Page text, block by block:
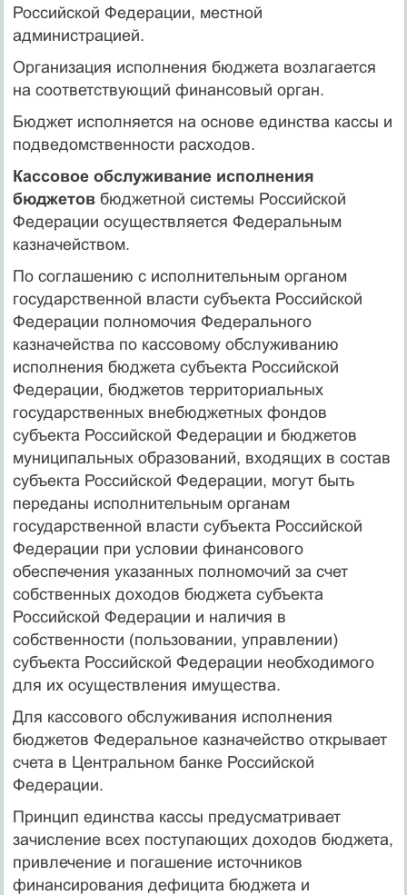
Российской Федерации, местной
администрацией.
Организация исполнения бюджета возлагается
на соответствующий финансовый орган.
Бюджет исполняется на основе единства кассы и
подведомственности расходов.
Кассовое обслуживание исполнения
бюджетовбюджетной системы Российской
Федерации осуществляется Федеральным
казначейством.
По соглашению с исполнительным органом
государственной власти субъекта Российской
Федерации полномочия Федерального
казначейства по кассовому обслуживанию
исполнения бюджета субъекта Российской
Федерации, бюджетов территориальных
государственных внебюджетных фондов
субъекта Российской Федерации и бюджетов
муниципальных образований, входящих в состав
субъекта Российской Федерации, могут быть
переданы исполнительным органам
государственной власти субъекта Российской
Федерации при условии финансового
обеспечения указанных полномочий за счет
собственных доходов бюджета субъекта
Российской Федерации и наличия в
собственности (пользовании, управлении)
субъекта Российской Федерации необходимого
для их осуществления имущества.
Для кассового обслуживания исполнения
бюджетов Федеральное казначейство открывает
счета в Центральном банке Российской
Федерации.
Принцип единства кассы предусматривает
зачисление всех поступающих доходов бюджета,
привлечение и погашение источников
финансирования дефицита бюджета и